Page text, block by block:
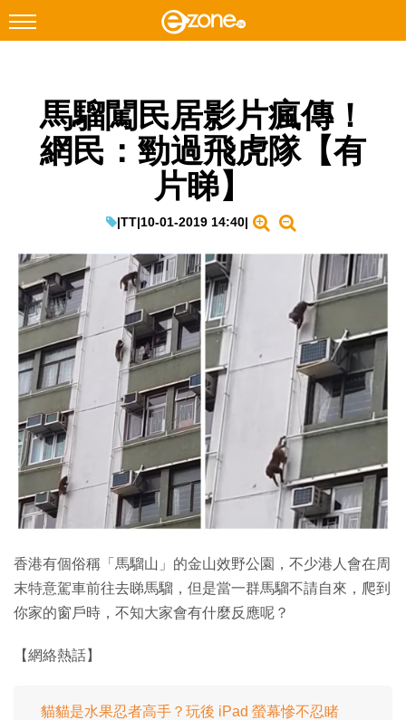
Facebook Instagram
科技焦點
教學評測
EduTech
IT Times
生成式AI與雲端應用
Enterprise Digital Transformation
特集
馬騮闖民居影片瘋傳！
網民：勁過飛虎隊【有
片睇】
|TT|10-01-2019 14:40|
香港有個俗稱「馬騮山」的金山效野公園，不少港人會在周
末特意駕車前往去睇馬騮，但是當一群馬騮不請自來，爬到
你家的窗戶時，不知大家會有什麼反應呢？
【網絡熱話】
貓貓是水果忍者高手？玩後 iPad 螢幕慘不忍睹